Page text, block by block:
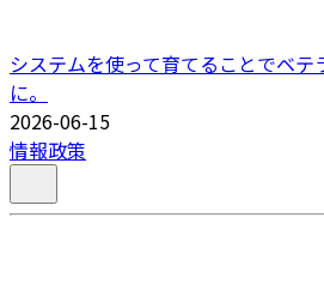
システムを使って育てることでベテ
に。
2026-06-15
情報政策